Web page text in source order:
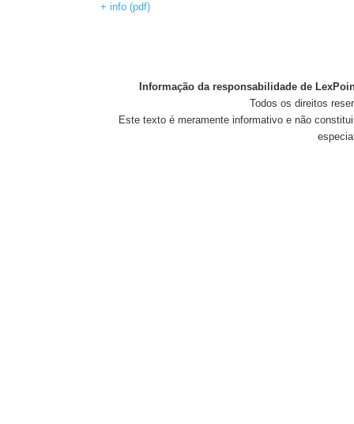
+ info (pdf)
Informação da responsabilidade de
Todos os direitos
Este texto é meramente informativo e não